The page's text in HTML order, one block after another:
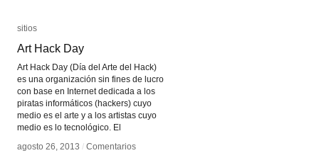
sitios
Art Hack Day
Art Hack Day (Día del Arte del Hack)
es una organización sin fines de lucro
con base en Internet dedicada a los
piratas informáticos (hackers) cuyo
medio es el arte y a los artistas cuyo
medio es lo tecnológico. El
agosto 26, 2013 / Comentarios
sitios
Art Hack Day
agosto 26, 2013 / Comentarios